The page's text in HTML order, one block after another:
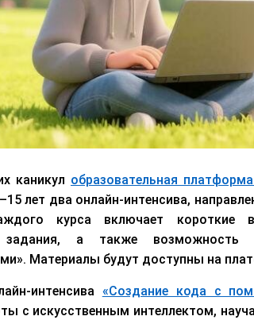
каникул образовательная
–15 лет два онлайн-интенсива,
курса включает короткие
задания, а также
Материалы будут доступны на
интенсива «Создание кода с
с искусственным интеллектом,